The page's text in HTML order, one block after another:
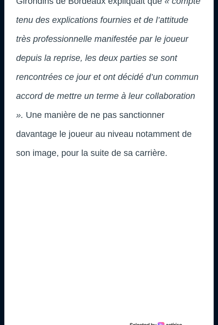
tenu des explications fournies et de l’attitude
très professionnelle manifestée par le joueur
depuis la reprise, les deux parties se sont
rencontrées ce jour et ont décidé d’un commun
accord de mettre un terme à leur collaboration
». Une manière de ne pas sanctionner
davantage le joueur au niveau notamment de
son image, pour la suite de sa carrière.